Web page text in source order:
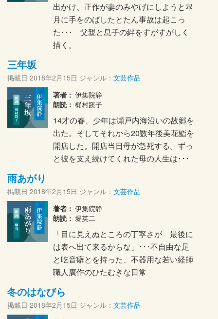
出かけ、正作が妻のみやげにしようと皐
月に手をのばしたとたん事故は起こっ
た･･･ 父親と息子の絆をすがすがしく
描く。
三年坂
掲載日 2018年2月15日 ジャンル： 文芸作品
著者： 伊集院静
朗読： 梶村蹊子
14才の春、少年は瀬戸内海沿いの故郷を
出た。そしてそれから20数年後美花鮨を
開店した。開店当日母が急死する。ずっ
と彼を支え続けてくれた母の人生は･･･
雨あがり
掲載日 2018年2月15日 ジャンル： 文芸作品
著者： 伊集院静
朗読： 堀英二
「目に見えぬところの丁寧さが 最後に
は表へ出て来るからな」･･･不自由な足
と吃音癖とを持った、不器用な若い経師
職人廣作のひたむきな日常
冬のはなびら
掲載日 2018年2月15日 ジャンル： 文芸作品